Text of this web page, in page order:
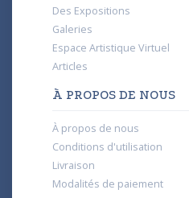
Des Expositions
Galeries
Espace Artistique Virtuel
Articles
À PROPOS DE NOUS
À propos de nous
Conditions d'utilisation
Livraison
Modalités de paiement